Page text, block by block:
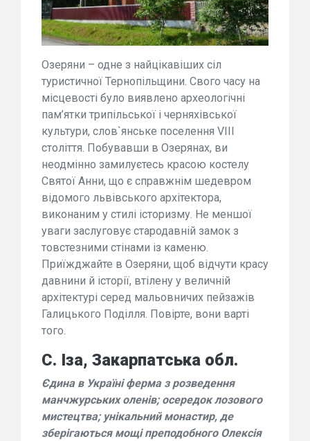
Озеряни – одне з найцікавіших сіл
туристичної Тернопільщини. Свого часу на
місцевості було виявлено археологічні
пам’ятки трипільської і черняхівської
культури, слов`янське поселення VIII
століття. Побувавши в Озерянах, ви
неодмінно замилуєтесь красою костелу
Святої Анни, що є справжнім шедевром
відомого львівського архітектора,
виконаним у стилі історизму. Не меншої
уваги заслуговує стародавній замок з
товстезними стінами із каменю.
Приїжджайте в Озеряни, щоб відчути красу
давнини й історії, втілену у величній
архітектурі серед мальовничих пейзажів
Галицького Поділля. Повірте, вони варті
того.
С. Іза, Закарпатська обл.
Єдина в Україні ферма з розведення
манчжурських оленів; осередок лозового
мистецтва; унікальний монастир, де
зберігаються мощі преподобного Олексія